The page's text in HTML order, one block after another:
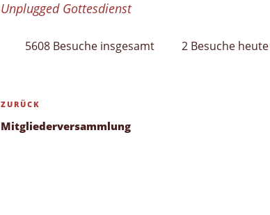
Unplugged Gottesdienst
5608 Besuche insgesamt 2 Besuche heute
Beitragsnavigation
Vorheriger
Beitrag
ZURÜCK
Mitgliederversammlung